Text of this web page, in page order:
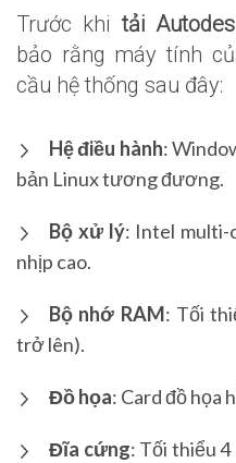
Trước khi tải
bảo rằng máy tính
cầu hệ thống sau đây:
Hệ điều hành:
bản Linux tương đương.
Bộ xử lý: Intel multi-
nhịp cao.
Bộ nhớ RAM: Tối
trở lên).
Đồ họa: Card đồ họa
Đĩa cứng: Tối thiểu